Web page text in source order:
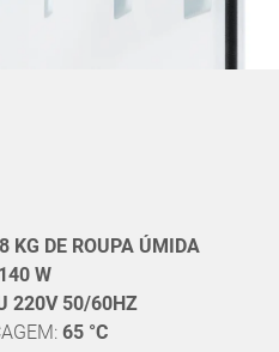
8 KG DE ROUPA ÚMIDA
W
220V 50/60HZ
65 °C